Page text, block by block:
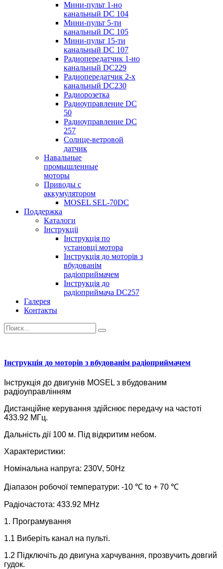
Мини-пульт 1-но
канальный DС 104
Мини-пульт 5-ти
канальный DС 105
Мини-пульт 15-ти
канальный DС 107
Радиопередатчик 1-но
канальный DC229
Радиопередатчик 2-х
канальный DC230
Радиорозетка
Радиоуправление DС
50
Радиоуправление DС
257
Солнце-ветровой
датчик
Навальные
промышленные
моторы
Приводы с
аккумулятором
MOSEL SEL-70DС
Поддержка
Каталоги
Інструкціі
Інструкція по
установці мотора
Інструкція до моторів з
вбудованім
радіоприймачем
Інструкція до
радіоприймача DC257
Галерея
Контакты
Інструкція до моторів з вбудованім радіоприймачем
Інструкція до двигунів MOSEL з вбудованим
радіоуправлінням
Дистанційне керування здійснює передачу на частоті
433.92 МГц.
Дальність дії 100 м. Під відкритим небом.
Характеристики:
Номінальна напруга: 230V, 50Hz
Діапазон робочої температури: -10 ℃ to + 70 ℃
Радіочастота: 433.92 MHz
1. Програмування
1.1 Виберіть канал на пульті.
1.2 Підключіть до двигуна харчування, прозвучить довгий
гудок.